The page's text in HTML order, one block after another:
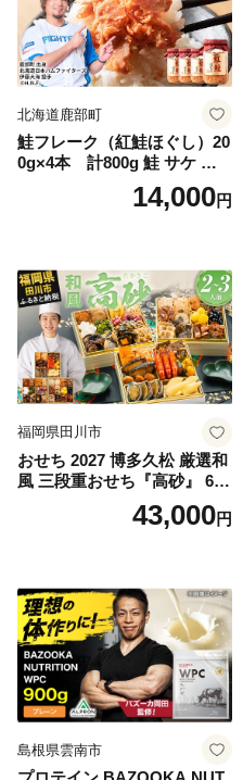
北海道鹿部町
鮭フレーク（紅鮭ほぐし）20
0g×4本 計800g 鮭 サケ 鮭
ほぐし サケフレーク シャケ
フレーク 鮭フレーク14,000円
福岡県田川市
おせち 2027 博多久松 厳選和
風 三段重おせち『高砂』 6.5
寸 3段重 2～3人前 おせち料
理 重箱 お正月 冷凍おせち 縁
ち 本格おせち おせち予約 年
末 年始 お取り寄せ 新春 贅沢
おせち こだわりおせち 惣菜
老舗おせち ふるさと納税お
せち 御節 お節料理 正月 調理
不要 おせち料理2027
43,000円
島根県雲南市